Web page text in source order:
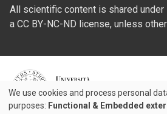
All scientific content is shared under
a CC BY-NC-ND license, unless
Use
We use cookies and process personal
purposes: Functional & Embedded